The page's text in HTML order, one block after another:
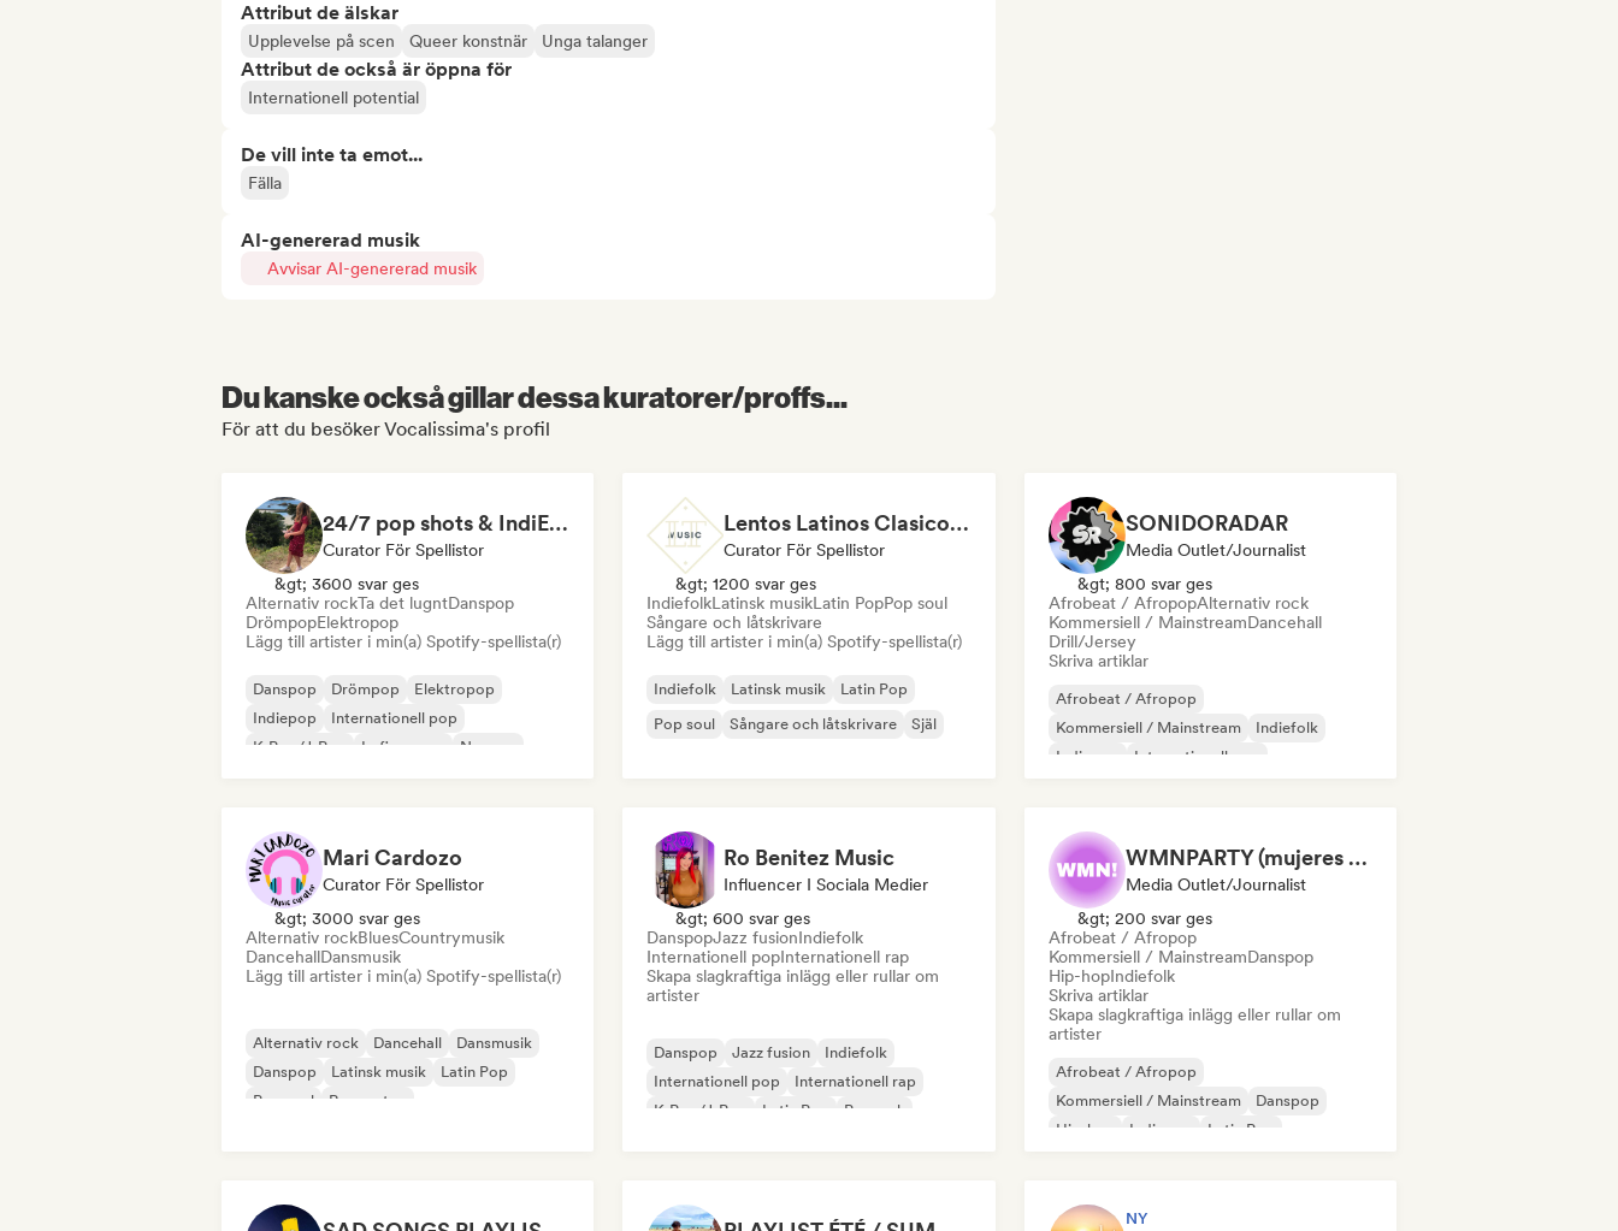
Attribut de älskar
Upplevelse på scen Queer konstnär Unga talanger
Attribut de också är öppna för
Internationell potential
De vill inte ta emot...
Fälla
AI-genererad musik
Avvisar AI-genererad musik
Du kanske också gillar dessa kuratorer/proffs...
För att du besöker Vocalissima's profil
24/7 pop shots & IndiEnglish
Curator För Spellistor
&gt; 3600 svar ges
Alternativ rockTa det lugntDanspop
DrömpopElektropop
Lägg till artister i min(a) Spotify-spellista(r)
Danspop Drömpop
Elektropop
Indiepop
Internationell pop
K-Pop/J-Pop
Lofi sovrum Ny scen
Lentos Latinos Clasicos En Español (By LTMusic)
Curator För Spellistor
&gt; 1200 svar ges
IndiefolkLatinsk musikLatin PopPop soul
Sångare och låtskrivare
Lägg till artister i min(a) Spotify-spellista(r)
Indiefolk Latinsk musik
Latin Pop
Pop soul
Sångare och låtskrivare Själ
SONIDORADAR
Media Outlet/Journalist
&gt; 800 svar ges
Afrobeat / AfropopAlternativ rock
Kommersiell / MainstreamDancehall
Drill/Jersey
Skriva artiklar
Afrobeat / Afropop
Kommersiell / Mainstream
Indiefolk
Indiepop
Internationell pop
Mari Cardozo
Curator För Spellistor
&gt; 3000 svar ges
Alternativ rockBluesCountrymusik
DancehallDansmusik
Lägg till artister i min(a) Spotify-spellista(r)
Alternativ rock Dancehall
Dansmusik
Danspop
Latinsk musik
Latin Pop
Pop soul
Reggaeton
Ro Benitez Music
Influencer I Sociala Medier
&gt; 600 svar ges
DanspopJazz fusionIndiefolk
Internationell popInternationell rap
Skapa slagkraftiga inlägg eller rullar om
artister
Danspop Jazz fusion
Indiefolk
Internationell pop
Internationell rap
K-Pop/J-Pop
Latin Pop Poprock
WMNPARTY (mujeres en la industria musical)
Media Outlet/Journalist
&gt; 200 svar ges
Afrobeat / Afropop
Kommersiell / MainstreamDanspop
Hip-hopIndiefolk
Skriva artiklar
Skapa slagkraftiga inlägg eller rullar om
artister
Afrobeat / Afropop
Kommersiell / Mainstream
Danspop
Hip-hop
Indiepop
Latin Pop
NY